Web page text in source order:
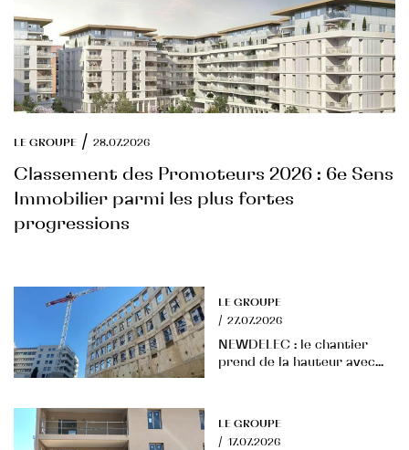
LE GROUPE / 28.07.2026
Classement des Promoteurs 2026 : 6e Sens
Immobilier parmi les plus fortes
progressions
LE GROUPE
/ 27.07.2026
NEWDELEC : le chantier
prend de la hauteur avec...
LE GROUPE
/ 17.07.2026